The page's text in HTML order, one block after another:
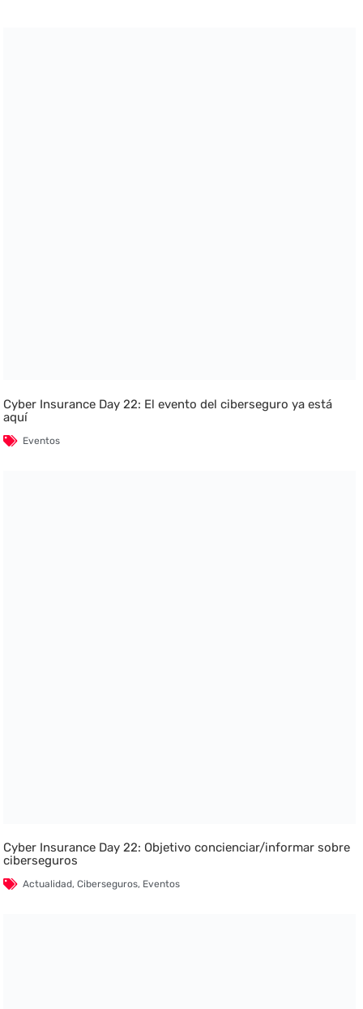
Cyber Insurance Day 22: El evento del ciberseguro ya está
aquí
Eventos
Cyber Insurance Day 22: Objetivo concienciar/informar sobre
ciberseguros
Actualidad,Ciberseguros, Eventos